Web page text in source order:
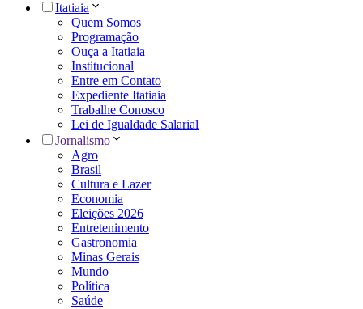
Itatiaia
Quem Somos
Programação
Ouça a Itatiaia
Institucional
Entre em Contato
Expediente Itatiaia
Trabalhe Conosco
Lei de Igualdade Salarial
Jornalismo
Agro
Brasil
Cultura e Lazer
Economia
Eleições 2026
Entretenimento
Gastronomia
Minas Gerais
Mundo
Política
Saúde